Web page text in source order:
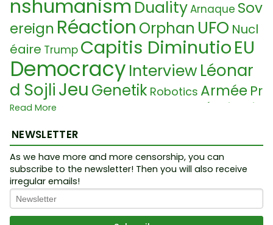
nshumanism DualityArnaque Sov
ereign Réaction Orphan UFO Nucl
éaire Trump Capitis DiminutioEU
Democracy Interview Léonar
d SojliJeu Genetik Robotics Armée Pr
oblemReactionSolution
Malédicti
onFourtillan
AppSmart Cities Yellow Jacke
tsVeganism
utesDépopulation
gellonsHypocriteCRISPREspace
Read More
NEWSLETTER
As we have more and more censorship, you can
subscribe to the newsletter! Then you will also receive
irregular emails!